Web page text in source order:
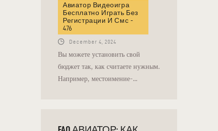
Авиатор Видеоигра
Бесплатно Играть Без
Регистрации И Смс -
476
December 4, 2024
Вы можете установить свой
бюджет так, как считаете нужным.
Например, местоимение-…